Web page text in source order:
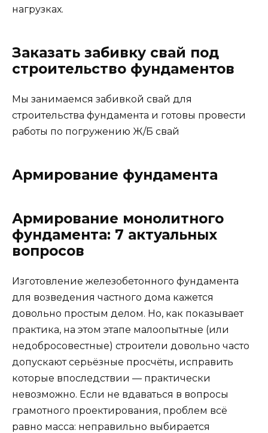
нагрузках.
Заказать забивку свай под
строительство фундаментов
Мы занимаемся забивкой свай для
строительства фундамента и готовы провести
работы по погружению Ж/Б свай
Армирование фундамента
Армирование монолитного
фундамента: 7 актуальных
вопросов
Изготовление железобетонного фундамента
для возведения частного дома кажется
довольно простым делом. Но, как показывает
практика, на этом этапе малоопытные (или
недобросовестные) строители довольно часто
допускают серьёзные просчёты, исправить
которые впоследствии — практически
невозможно. Если не вдаваться в вопросы
грамотного проектирования, проблем всё
равно масса: неправильно выбирается